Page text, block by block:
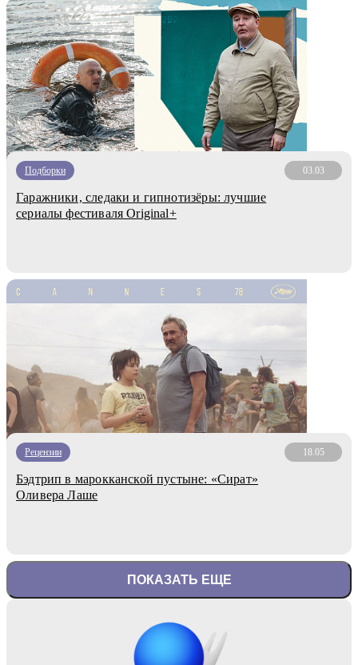
Подборки 03.03
Гаражники, следаки и гипнотизёры: лучшие
сериалы фестиваля Original+
Рецензии 18.05
Бэдтрип в марокканской пустыне: «Сират»
Оливера Лаше
ПОКАЗАТЬ ЕЩЕ